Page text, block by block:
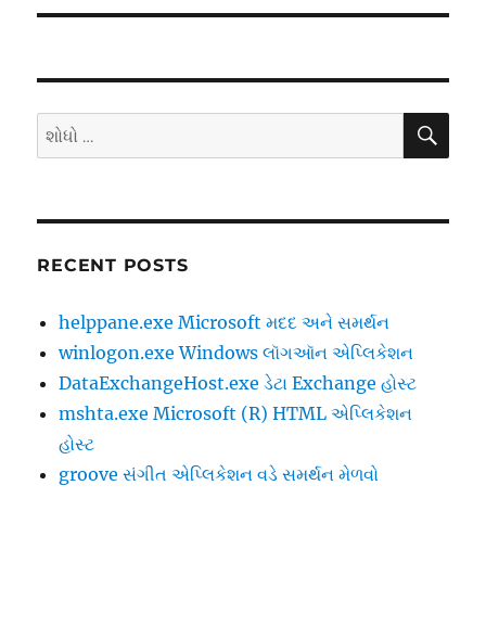
માટે
શોધો
શોધો
RECENT POSTS
helppane.exe Microsoft મદદ અને સમર્થન
winlogon.exe Windows લૉગઑન એપ્લિકેશન
DataExchangeHost.exe ડેટા Exchange હોસ્ટ
mshta.exe Microsoft (R) HTML એપ્લિકેશન
હોસ્ટ
groove સંગીત એપ્લિકેશન વડે સમર્થન મેળવો